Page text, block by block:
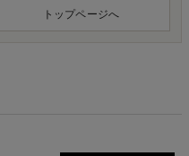
トップページへ